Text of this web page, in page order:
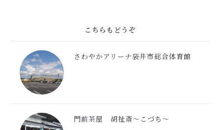
こちらもどうぞ
さわやかアリーナ袋井市総合体育館
門前茶屋 胡祉斎〜こづち〜